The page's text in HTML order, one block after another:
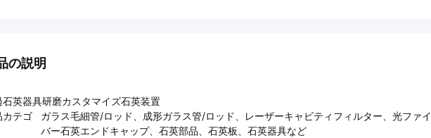
の説明
石英器具研磨カスタマイズ石英装置
カテゴ
ガラス毛細管/ロッド、成形ガラス管/ロッド、レーザーキャビティフィルター、光ファイ
バー石英エンドキャップ、石英部品、石英板、石英器具など